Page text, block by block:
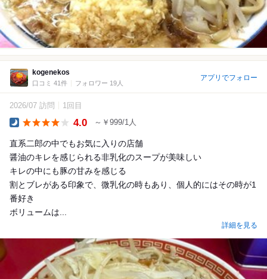
kogenekos
口コミ 41件 フォロワー 19人
アプリでフォロー
2026/07 訪問 1回目
4.0 ～￥999/1人
直系二郎の中でもお気に入りの店舗
醤油のキレを感じられる非乳化のスープが美味しい
キレの中にも豚の甘みを感じる
割とブレがある印象で、微乳化の時もあり、個人的にはその時が1
番好き
ボリュームは...
詳細を見る